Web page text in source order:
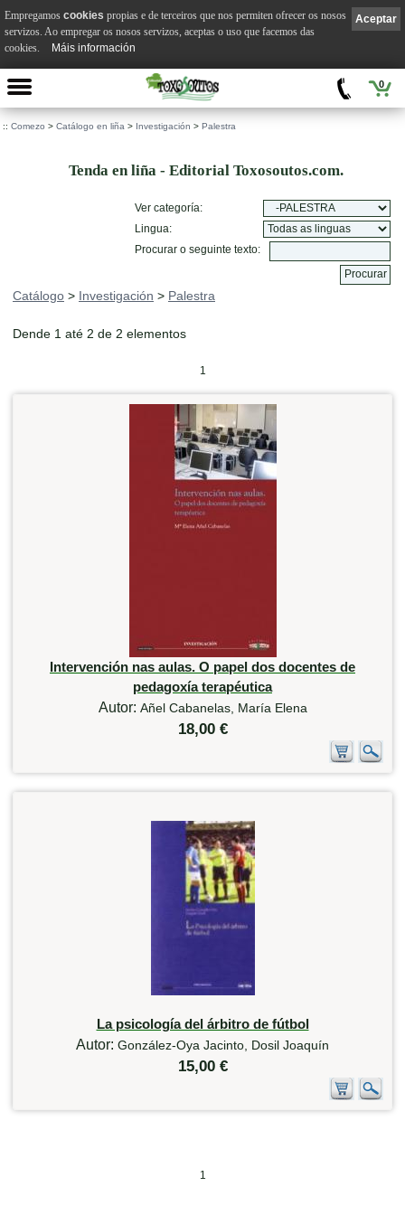
0
:: Comezo > Catálogo en liña > Investigación > Palestra
Tenda en liña - Editorial Toxosoutos.com.
Ver categoría:
Lingua:
Procurar o seguinte texto:
Catálogo > Investigación > Palestra
Dende 1 até 2 de 2 elementos
1
Intervención nas aulas. O papel dos docentes de
pedagoxía terapéutica
Autor: Añel Cabanelas, María Elena
18,00 €
La psicología del árbitro de fútbol
Autor: González-Oya Jacinto, Dosil Joaquín
15,00 €
1
Aceptar
Empregamos cookies propias e de terceiros que nos permiten ofrecer os nosos
servizos. Ao empregar os nosos servizos, aceptas o uso que facemos das
cookies.
Máis información